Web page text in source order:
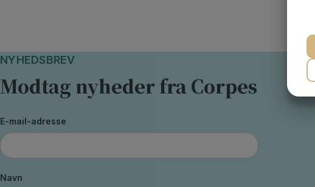
NYHEDSBREV
Modtag nyheder fra Corpes
E-mail-adresse
Navn